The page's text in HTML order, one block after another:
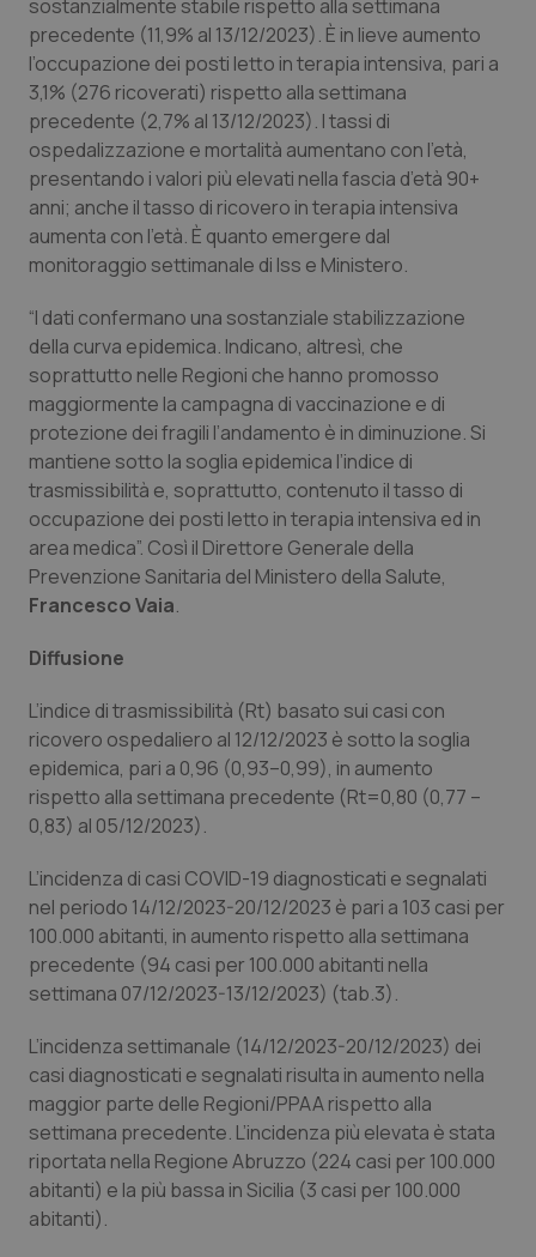
Lombardia
Marche
Molise
Piemonte
Provincia Autonoma di Trento
Puglia
Sardegna
Sicilia
Toscana
Umbria
Valle D’Aosta
Veneto
Dolore
Donna & Salute
Epatiti
HIV
Ipertensione & Scompenso
Malattie rare
Malattia di Crohn & Rettocolite Ulcerosa
Neuroscienze & patologie neurodegenerative
Obesità
Oftalmologia
Oncodermatologia
Oncoematologia
Psoriasi & pelle
Quotidiano Cardiologia
Quotidiano Chirurgia
Quotidiano Oncologia
Quotidiano Pediatria
Rene & patologie urogenitali
sostanzialmente stabile rispetto alla settimana
precedente (11,9% al 13/12/2023). È in lieve aumento
l’occupazione dei posti letto in terapia intensiva, pari a
3,1% (276 ricoverati) rispetto alla settimana
precedente (2,7% al 13/12/2023). I tassi di
ospedalizzazione e mortalità aumentano con l’età,
presentando i valori più elevati nella fascia d’età 90+
anni; anche il tasso di ricovero in terapia intensiva
aumenta con l’età. È quanto emergere dal
monitoraggio settimanale di Iss e Ministero.
“I dati confermano una sostanziale stabilizzazione
della curva epidemica. Indicano, altresì, che
soprattutto nelle Regioni che hanno promosso
maggiormente la campagna di vaccinazione e di
protezione dei fragili l’andamento è in diminuzione. Si
mantiene sotto la soglia epidemica l’indice di
trasmissibilità e, soprattutto, contenuto il tasso di
occupazione dei posti letto in terapia intensiva ed in
area medica”. Così il Direttore Generale della
Prevenzione Sanitaria del Ministero della Salute,
Francesco Vaia.
Diffusione
L’indice di trasmissibilità (Rt) basato sui casi con
ricovero ospedaliero al 12/12/2023 è sotto la soglia
epidemica, pari a 0,96 (0,93–0,99), in aumento
rispetto alla settimana precedente (Rt=0,80 (0,77 –
0,83) al 05/12/2023).
L’incidenza di casi COVID-19 diagnosticati e segnalati
nel periodo 14/12/2023-20/12/2023 è pari a 103 casi per
100.000 abitanti, in aumento rispetto alla settimana
precedente (94 casi per 100.000 abitanti nella
settimana 07/12/2023-13/12/2023) (tab.3).
L’incidenza settimanale (14/12/2023-20/12/2023) dei
casi diagnosticati e segnalati risulta in aumento nella
maggior parte delle Regioni/PPAA rispetto alla
settimana precedente. L’incidenza più elevata è stata
riportata nella Regione Abruzzo (224 casi per 100.000
abitanti) e la più bassa in Sicilia (3 casi per 100.000
abitanti).